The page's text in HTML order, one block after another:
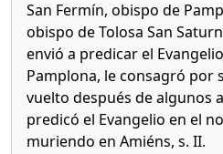
San Fermín, obispo de
obispo de Tolosa San
envió a predicar el
Pamplona, le consagró por
vuelto después de algunos
predicó el Evangelio en el
muriendo en Amiéns, s. II.